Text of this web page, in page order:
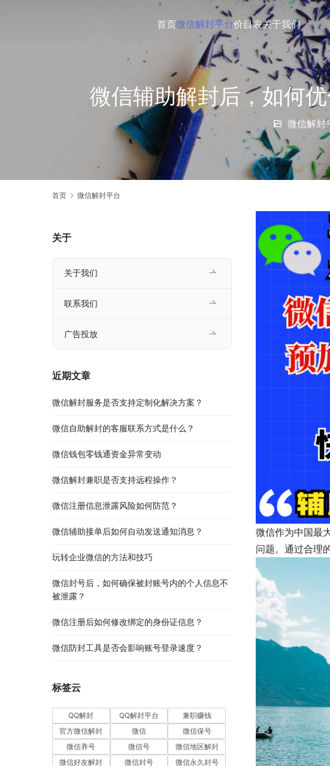
首页微信解封平台价目表关于我们
微信辅助解封后，如何
微信解封
首页 微信解封平台
微信作为中国最
问题。通过合理
关于
关于我们
联系我们
广告投放
近期文章
微信解封服务是否支持定制化解决方案？
微信自助解封的客服联系方式是什么？
微信钱包零钱通资金异常变动
微信解封兼职是否支持远程操作？
微信注册信息泄露风险如何防范？
微信辅助接单后如何自动发送通知消息？
玩转企业微信的方法和技巧
微信封号后，如何确保被封账号内的个人信息不
被泄露？
微信注册后如何修改绑定的身份证信息？
微信防封工具是否会影响账号登录速度？
标签云
QQ解封 QQ解封平台
兼职赚钱
官方微信解封
微信
微信保号
微信养号
微信号
微信地区解封
微信好友解封
微信封号
微信永久封号